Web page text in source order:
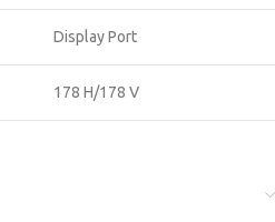
Display Port
178 H/178 V